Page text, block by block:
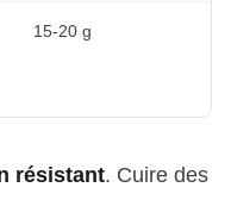
15-20 g
résistant. Cuire des